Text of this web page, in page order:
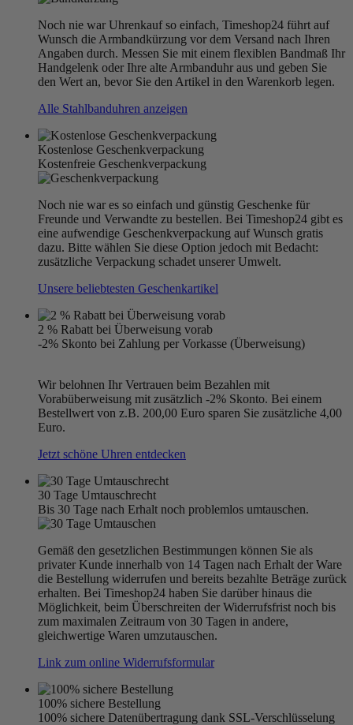
Noch nie war Uhrenkauf so einfach, Timeshop24 führt auf
Wunsch die Armbandkürzung vor dem Versand nach Ihren
Angaben durch. Messen Sie mit einem flexiblen Bandmaß Ihr
Handgelenk oder Ihre alte Armbanduhr aus und geben Sie
den Wert an, bevor Sie den Artikel in den Warenkorb legen.
Alle Stahlbanduhren anzeigen
Kostenlose Geschenkverpackung
Kostenfreie Geschenkverpackung
Noch nie war es so einfach und günstig Geschenke für
Freunde und Verwandte zu bestellen. Bei Timeshop24 gibt es
eine aufwendige Geschenkverpackung auf Wunsch gratis
dazu. Bitte wählen Sie diese Option jedoch mit Bedacht:
zusätzliche Verpackung schadet unserer Umwelt.
Unsere beliebtesten Geschenkartikel
2 % Rabatt bei Überweisung vorab
-2% Skonto bei Zahlung per Vorkasse (Überweisung)
Wir belohnen Ihr Vertrauen beim Bezahlen mit
Vorabüberweisung mit zusätzlich -2% Skonto. Bei einem
Bestellwert von z.B. 200,00 Euro sparen Sie zusätzliche 4,00
Euro.
Jetzt schöne Uhren entdecken
30 Tage Umtauschrecht
Bis 30 Tage nach Erhalt noch problemlos umtauschen.
Gemäß den gesetzlichen Bestimmungen können Sie als
privater Kunde innerhalb von 14 Tagen nach Erhalt der Ware
die Bestellung widerrufen und bereits bezahlte Beträge zurück
erhalten. Bei Timeshop24 haben Sie darüber hinaus die
Möglichkeit, beim Überschreiten der Widerrufsfrist noch bis
zum maximalen Zeitraum von 30 Tagen in andere,
gleichwertige Waren umzutauschen.
Link zum online Widerrufsformular
100% sichere Bestellung
100% sichere Datenübertragung dank SSL-Verschlüsselung